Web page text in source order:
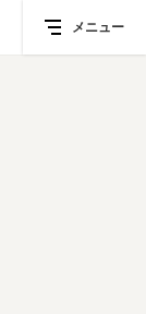
メニュー
メニュー